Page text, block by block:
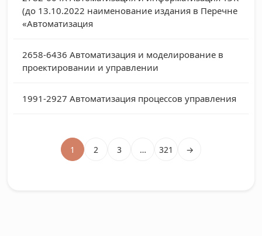
(до 13.10.2022 наименование издания в Перечне
«Автоматизация
2658-6436 Автоматизация и моделирование в
проектировании и управлении
1991-2927 Автоматизация процессов управления
1 2 3 … 321 →